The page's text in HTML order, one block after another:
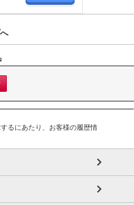
るにあたり、お客様の履歴情